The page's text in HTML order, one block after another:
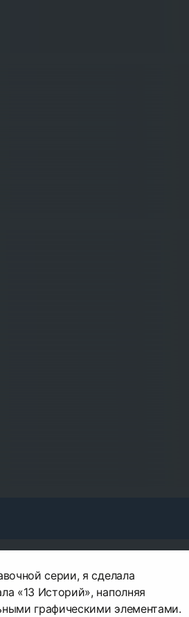
серии, я сделала
«13 Историй», наполняя
графическими элементами.